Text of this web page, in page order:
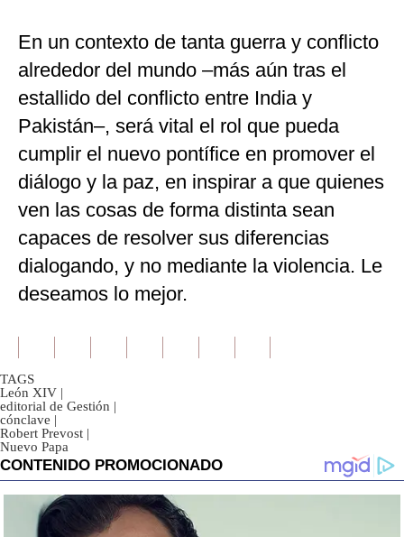
En un contexto de tanta guerra y conflicto
alrededor del mundo –más aún tras el
estallido del conflicto entre India y
Pakistán–, será vital el rol que pueda
cumplir el nuevo pontífice en promover el
diálogo y la paz, en inspirar a que quienes
ven las cosas de forma distinta sean
capaces de resolver sus diferencias
dialogando, y no mediante la violencia. Le
deseamos lo mejor.
TAGS
León XIV |
editorial de Gestión |
cónclave |
Robert Prevost |
Nuevo Papa